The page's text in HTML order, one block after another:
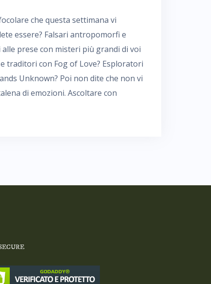
che questa settimana vi
essere? Falsari antropomorfi e
prese con misteri più grandi di voi
traditori con Fog of Love? Esploratori
Unknown? Poi non dite che non vi
di emozioni. Ascoltare con